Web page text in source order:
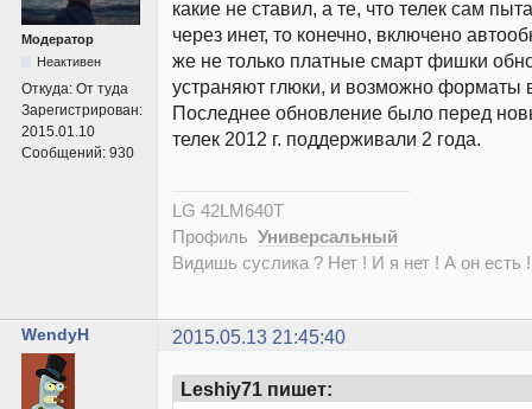
Модератор
Неактивен
Откуда: От туда
Зарегистрирован:
2015.01.10
Сообщений: 930
какие не ставил, а те, что телек сам
через инет, то конечно, включено
же не только платные смарт фишки
устраняют глюки, и возможно форматы
Последнее обновление было перед
телек 2012 г. поддерживали 2 года.
LG 42LM640T
Профиль Универсальный
Видишь суслика ? Нет ! И я нет ! А он есть
WendyH 2015.05.13 21:45:40
Leshiy71 пишет: